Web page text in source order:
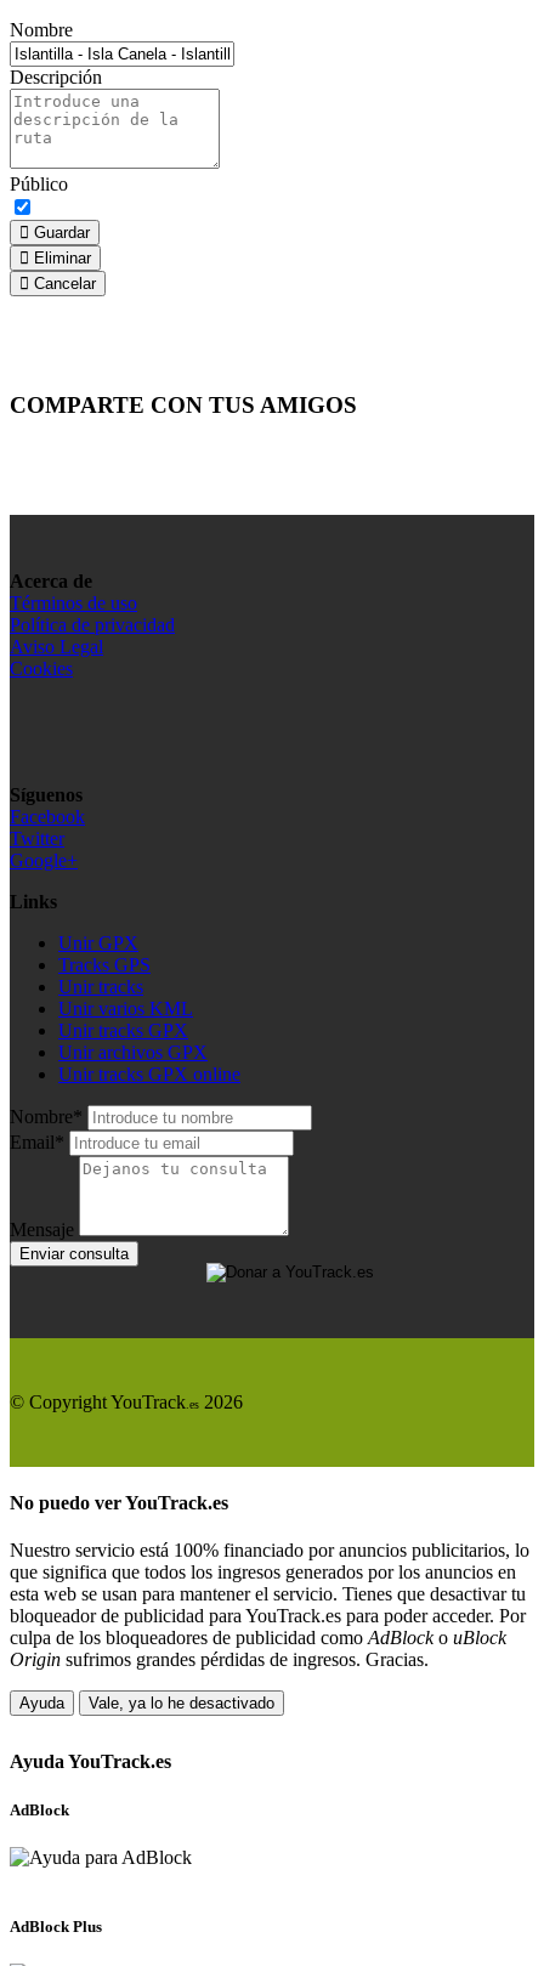
Nombre
Descripción
Público
Guardar
Eliminar
Cancelar
COMPARTE CON TUS AMIGOS
Acerca de
Términos de uso
Política de privacidad
Aviso Legal
Cookies
Síguenos
Facebook
Twitter
Google+
Links
Unir GPX
Tracks GPS
Unir tracks
Unir varios KML
Unir tracks GPX
Unir archivos GPX
Unir tracks GPX online
Nombre*
Email*
Mensaje
Enviar consulta
© Copyright YouTrack .es 2026
No puedo verYouTrack.es
Nuestro servicio está 100% financiado por anuncios publicitarios, lo
que significa que todos los ingresos generados por los anuncios en
esta web se usan para mantener el servicio. Tienes que desactivar tu
bloqueador de publicidad para YouTrack.es para poder acceder. Por
culpa de los bloqueadores de publicidad como AdBlocko uBlock
Origin sufrimos grandes pérdidas de ingresos. Gracias.
Ayuda Vale, ya lo he desactivado
Ayuda YouTrack.es
AdBlock
AdBlock Plus